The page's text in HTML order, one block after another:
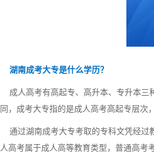
湖南成考大专是什么学历？
成人高考有高起专、高升本、专升本三
同，成考大专指的是成人高考高起专层次
通过湖南成考大专考取的专科文凭经过
人高考属于成人高等教育类型，普通高考